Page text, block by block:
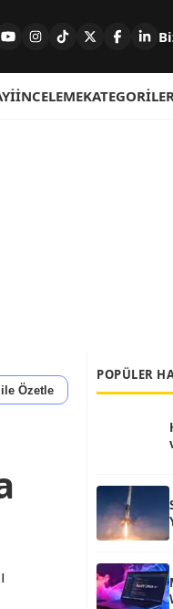
İNCELEME
Özetle
POPÜLER